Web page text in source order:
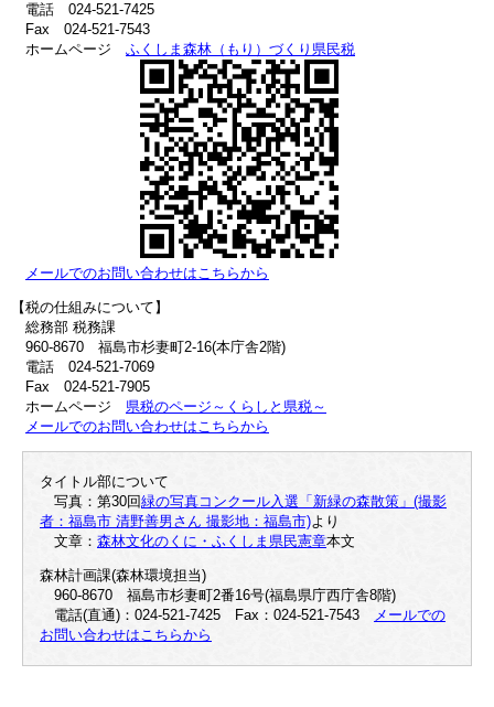
電話 024-521-7425
Fax 024-521-7543
ホームページ ふくしま森林（もり）づくり県民税
メールでのお問い合わせはこちらから
【税の仕組みについて】
総務部 税務課
960-8670 福島市杉妻町2-16(本庁舎2階)
電話 024-521-7069
Fax 024-521-7905
ホームページ 県税のページ～くらしと県税～
メールでのお問い合わせはこちらから
タイトル部について
写真：第30回緑の写真コンクール入選「新緑の森散策」(撮影
者：福島市 清野善男さん 撮影地：福島市)より
文章： 森林文化のくに・ふくしま県民憲章本文
森林計画課(森林環境担当)
960-8670 福島市杉妻町2番16号(福島県庁西庁舎8階)
電話(直通)：024-521-7425 Fax：024-521-7543
メールでの
お問い合わせはこちらから